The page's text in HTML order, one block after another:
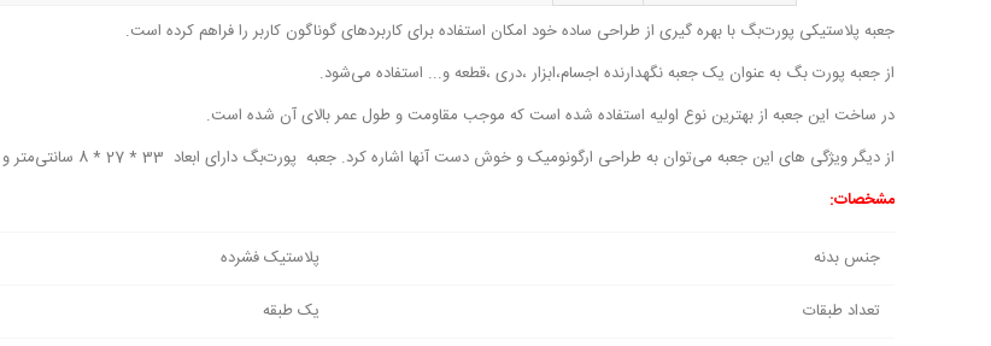
جعبه پلاستیکی پورت‌بگ با بهره گیری از طراحی ساده خود امکان استفاده برای کاربردهای گوناگون کاربر را فراهم کرده است.
از جعبه پورت بگ به عنوان یک جعبه نگهدارنده اجسام،ابزار ،‌دری ،قطعه و... استفاده می‌شود.
در ساخت این جعبه از بهترین نوع اولیه استفاده شده است که موجب مقاومت و طول عمر بالای آن شده است.
از دیگر ویژگی های این جعبه می‌توان به طراحی ارگونومیک و خوش دست آنها اشاره کرد. جعبه پورت‌بگ دارای ابعاد 33 * 27 * 8 سانتی‌متر و با وزنی معادل 490 گرم عرضه شده است.
مشخصات:
جنس بدنه
پلاستیک فشرده
تعداد طبقات
یک طبقه